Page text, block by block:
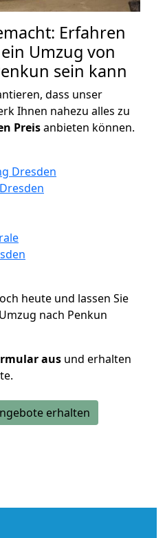
Erfahren
Umzug von
sein kann
dass unser
Ihnen nahezu alles zu
Preisanbieten können.
Dresden
heute und lassen Sie
nach Penkun
aus und erhalten
erhalten